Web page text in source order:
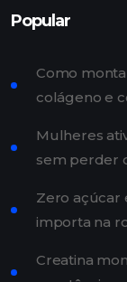
Popular
Como
colágeno e
Mulheres
sem perder
Zero açúcar
importa na
Creatina